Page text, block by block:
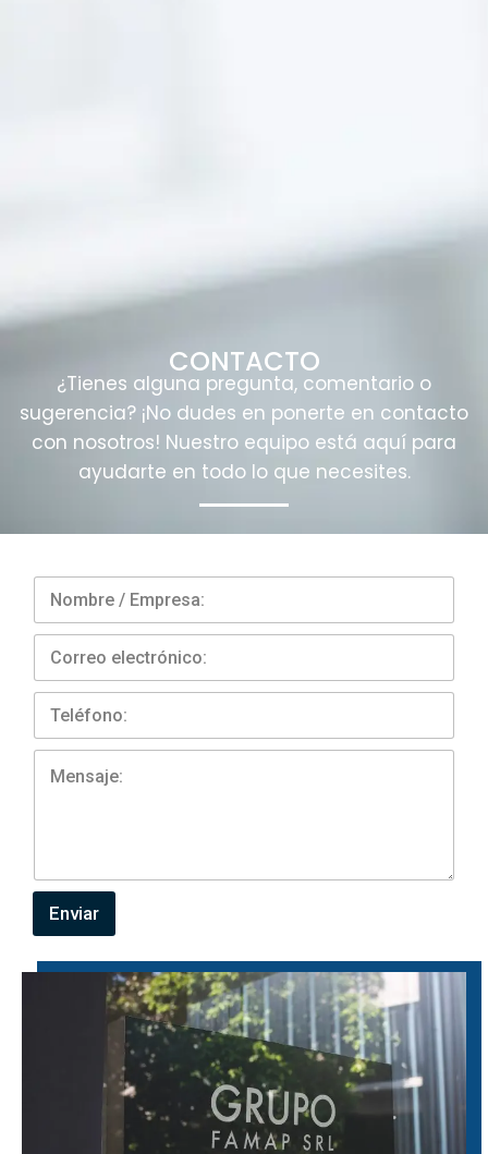
CONTACTO
¿Tienes alguna pregunta, comentario o
sugerencia? ¡No dudes en ponerte en contacto
con nosotros! Nuestro equipo está aquí para
ayudarte en todo lo que necesites.
Completa el formulario
Enviar